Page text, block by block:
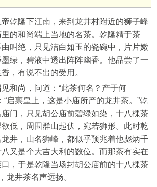
乾隆下江南，来到龙井村附近的狮子峰
的和尚端上当地的名茶。乾隆精于茶
叫绝，只见洁白如玉的瓷碗中，片片嫩
绿，碧液中透出阵阵幽香。他品尝了一
，有说不出的受用。
和尚，问道：“此茶何名？产于何
“启禀皇上，这是小庙所产的龙井茶。”乾
门，只见胡公庙前碧绿如染，十八棵茶
低，周围群山起伏，宛若狮形。此时乾
井，山名狮峰，都似乎预兆着他彪炳千
又是个大吉大利的数位。而那茶有实在
，于是乾隆当场封胡公庙前的十八棵茶
龙井茶名声远扬。